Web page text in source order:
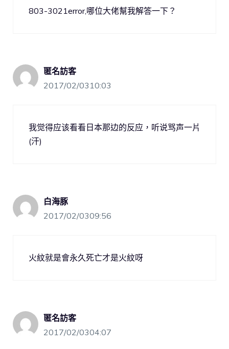
803-3021error,哪位大佬幫我解答一下？
匿名訪客
2017/02/0310:03
我觉得应该看看日本那边的反应，听说骂声一片
(汗)
白海豚
2017/02/0309:56
火紋就是會永久死亡才是火紋呀
匿名訪客
2017/02/0304:07